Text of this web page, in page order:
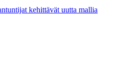
kehittävät uutta mallia